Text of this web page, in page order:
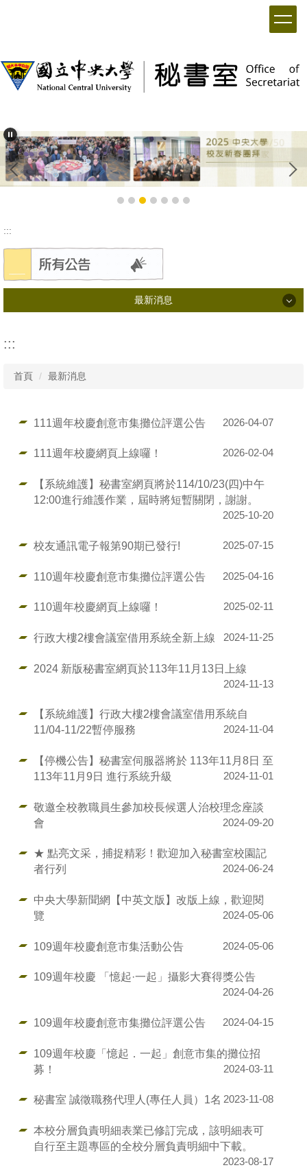
:::
最新消息
活動資訊
:::
首頁 最新消息
111週年校慶創意市集攤位評選公告 2026-04-07
111週年校慶網頁上線囉！ 2026-02-04
【系統維護】秘書室網頁將於114/10/23(四)中午
12:00進行維護作業，屆時將短暫關閉，謝謝。
2025-10-20
校友通訊電子報第90期已發行! 2025-07-15
110週年校慶創意市集攤位評選公告 2025-04-16
110週年校慶網頁上線囉！ 2025-02-11
行政大樓2樓會議室借用系統全新上線 2024-11-25
2024 新版秘書室網頁於113年11月13日上線
2024-11-13
【系統維護】行政大樓2樓會議室借用系統自
11/04-11/22暫停服務
2024-11-04
【停機公告】秘書室伺服器將於 113年11月8日 至
113年11月9日 進行系統升級
2024-11-01
敬邀全校教職員生參加校長候選人治校理念座談
會
2024-09-20
★ 點亮文采，捕捉精彩！歡迎加入秘書室校園記
者行列
2024-06-24
中央大學新聞網【中英文版】改版上線，歡迎閱
覽
2024-05-06
109週年校慶創意市集活動公告 2024-05-06
109週年校慶 「憶起·一起」攝影大賽得獎公告
2024-04-26
109週年校慶創意市集攤位評選公告 2024-04-15
109週年校慶「憶起．一起」創意市集的攤位招
募！
2024-03-11
秘書室 誠徵職務代理人(專任人員）1名 2023-11-08
本校分層負責明細表業已修訂完成，該明細表可
自行至主題專區的全校分層負責明細中下載。
2023-08-17